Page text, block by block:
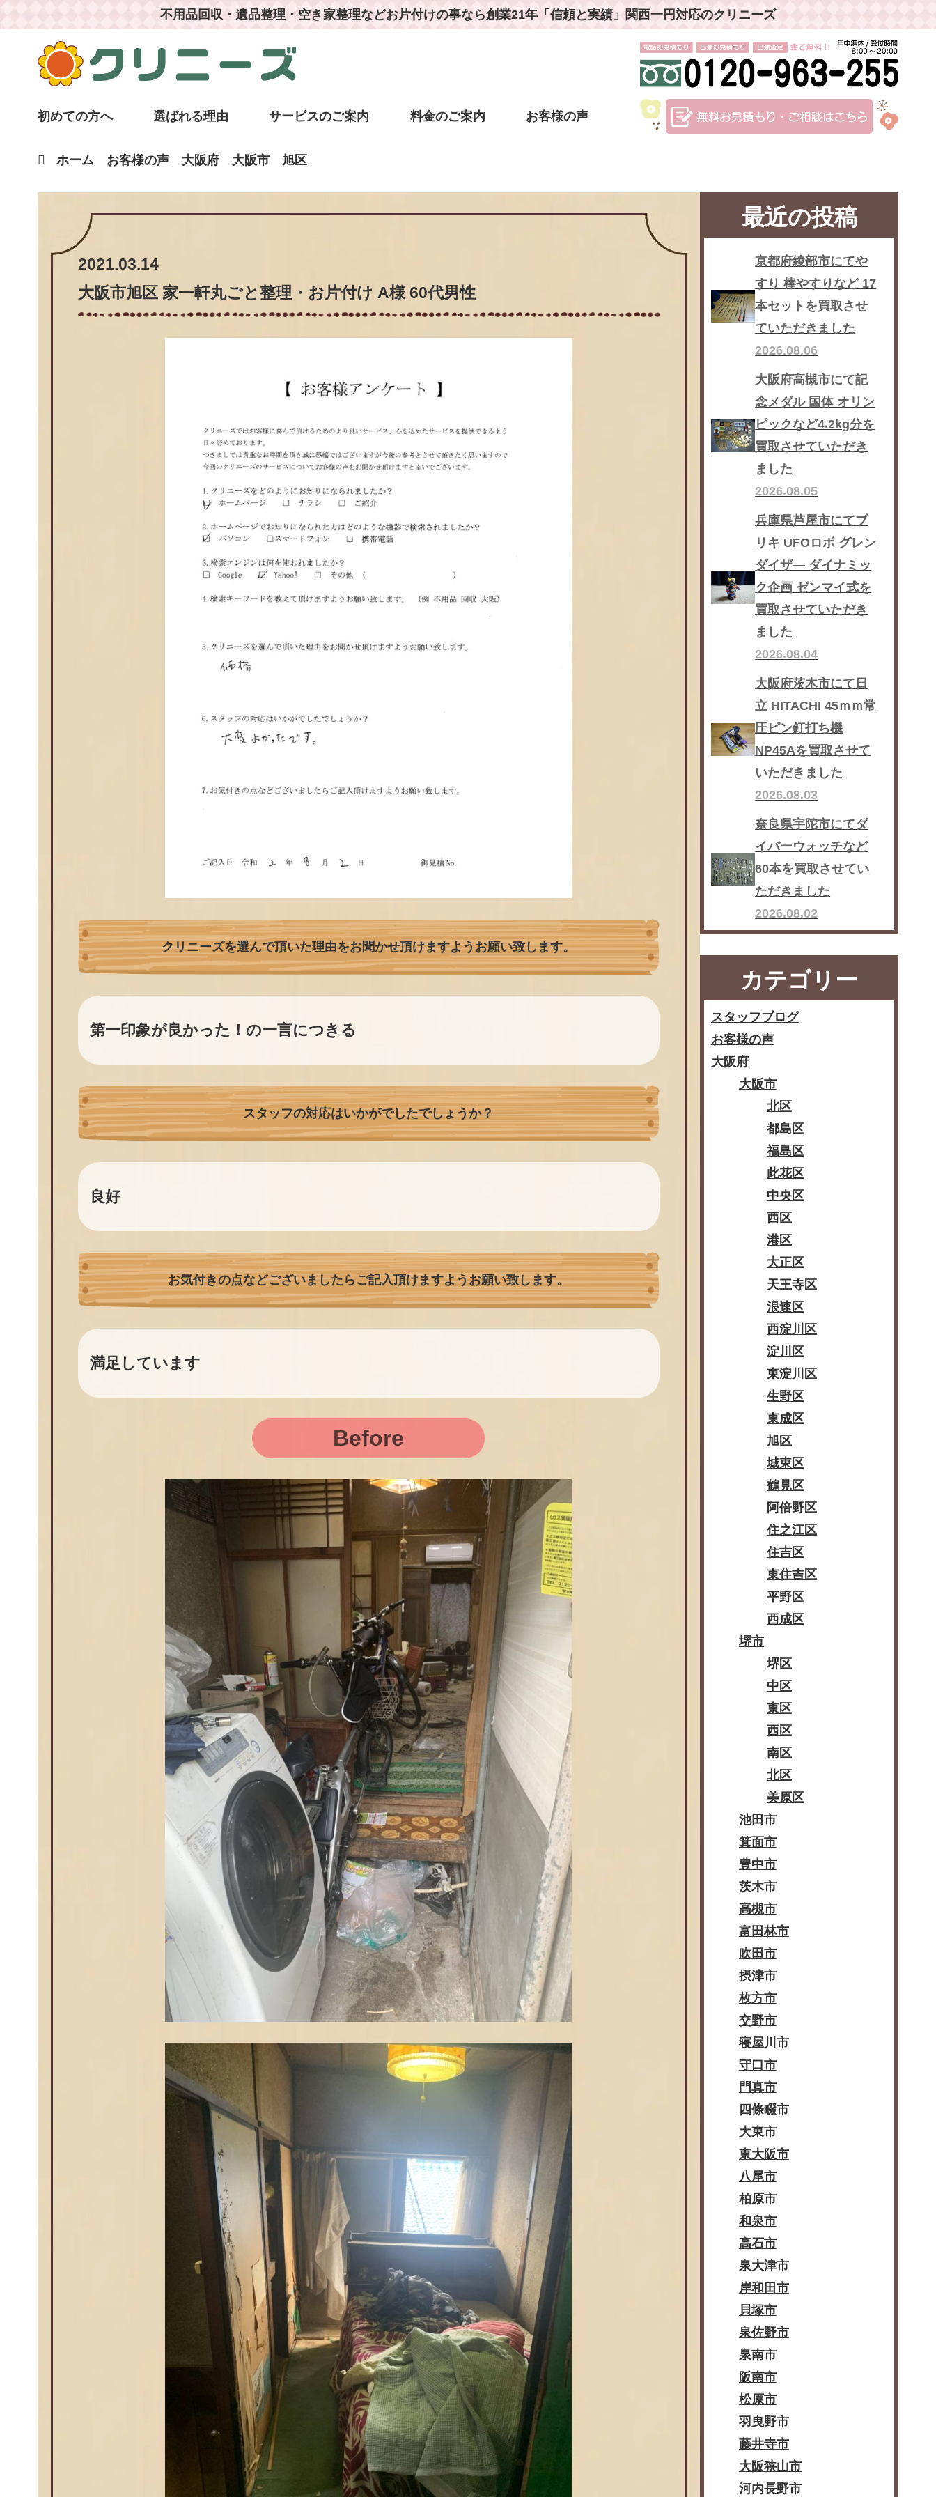
不用品回収・遺品整理・空き家整理などお片付けの事なら創業21年「信頼と実績」関西一円対応のクリニーズ
初めての方へ 選ばれる理由 サービスのご案内 料金のご案内 お客様の声
ホーム お客様の声 大阪府 大阪市 旭区
2021.03.14
大阪市旭区 家一軒丸ごと整理・お片付け A様 60代男性
クリニーズを選んで頂いた理由をお聞かせ頂けますようお願い致します。
第一印象が良かった！の一言につきる
スタッフの対応はいかがでしたでしょうか？
良好
お気付きの点などございましたらご記入頂けますようお願い致します。
満足しています
Before
最近の投稿
京都府綾部市にてや
すり 棒やすりなど 17
本セットを買取させ
ていただきました
2026.08.06
大阪府高槻市にて記
念メダル 国体 オリン
ピックなど4.2kg分を
買取させていただき
ました
2026.08.05
兵庫県芦屋市にてブ
リキ UFOロボ グレン
ダイザ― ダイナミッ
ク企画 ゼンマイ式を
買取させていただき
ました
2026.08.04
大阪府茨木市にて日
立 HITACHI 45ｍｍ常
圧ピン釘打ち機
NP45Aを買取させて
いただきました
2026.08.03
奈良県宇陀市にてダ
イバーウォッチなど
60本を買取させてい
ただきました
2026.08.02
カテゴリー
スタッフブログ
お客様の声
大阪府
大阪市
北区
都島区
福島区
此花区
中央区
西区
港区
大正区
天王寺区
浪速区
西淀川区
淀川区
東淀川区
生野区
東成区
旭区
城東区
鶴見区
阿倍野区
住之江区
住吉区
東住吉区
平野区
西成区
堺市
堺区
中区
東区
西区
南区
北区
美原区
池田市
箕面市
豊中市
茨木市
高槻市
富田林市
吹田市
摂津市
枚方市
交野市
寝屋川市
守口市
門真市
四條畷市
大東市
東大阪市
八尾市
柏原市
和泉市
高石市
泉大津市
岸和田市
貝塚市
泉佐野市
泉南市
阪南市
松原市
羽曳野市
藤井寺市
大阪狭山市
河内長野市